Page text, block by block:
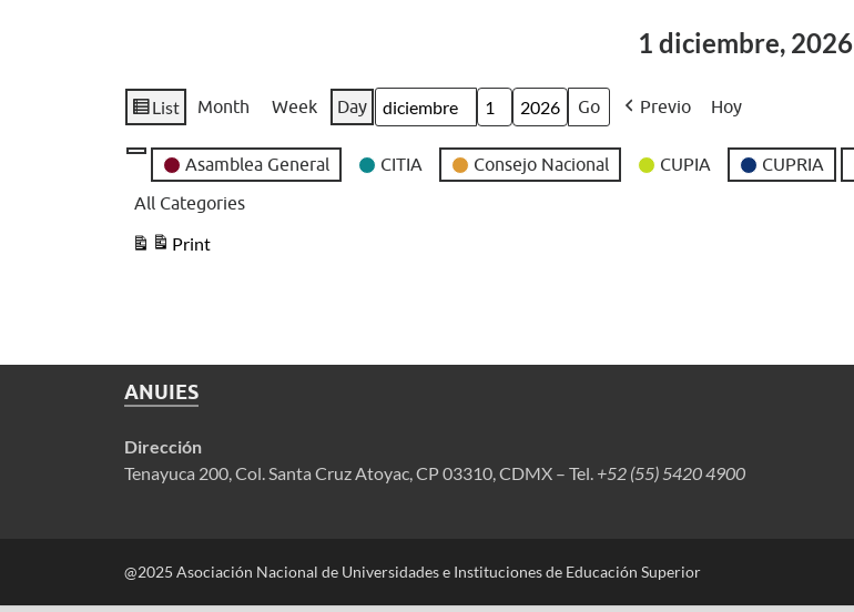
1 diciembre, 2026
View
as
List Month Week Day
Month
Day
Year
Previo Hoy
Event
Categories
Asamblea General CITIA Consejo Nacional CUPIA CUPRIA
All Categories
Print
View
ANUIES
Dirección
Tenayuca 200, Col. Santa Cruz Atoyac, CP 03310, CDMX – Tel. +52 (55) 5420 4900
@2025 Asociación Nacional de Universidades e Instituciones de Educación Superior